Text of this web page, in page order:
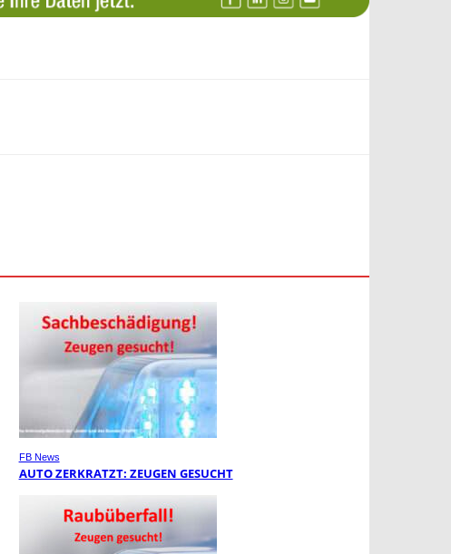
FB News
AUTO ZERKRATZT: ZEUGEN GESUCHT